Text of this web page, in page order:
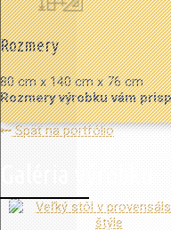
Rozmery
80 cm x 140 cm x 76 cm
Rozmery výrobku vám
Späť na portfólio